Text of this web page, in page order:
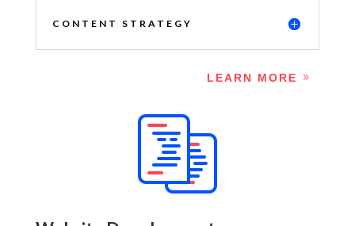
CONTENT STRATEGY
LEARN MORE